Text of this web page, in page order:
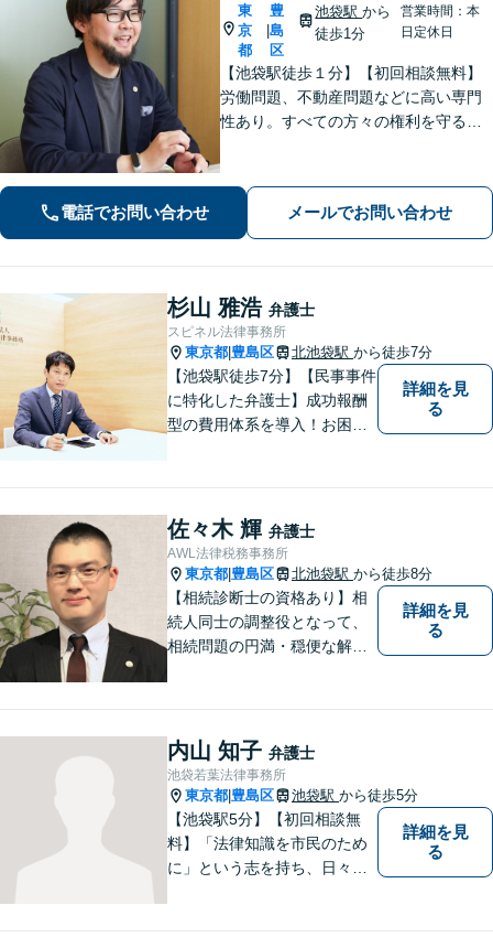
東
京
都
豊
島
区
池袋駅から
徒歩1分
営業時間：本
日定休日
【池袋駅徒歩１分】【初回相談無料】
労働問題、不動産問題などに高い専門
性あり。すべての方々の権利を守る熱
電話でお問い合わせ メールでお問い合わせ
杉山 雅浩 弁護士
スピネル法律事務所
東京都 豊島区 北池袋駅 から徒歩7分
【池袋駅徒歩7分】【民事事件
に特化した弁護士】成功報酬
型の費用体系を導入！お困り
で広く取り扱い、幅広い分野
で実績あり！【完全個室対
応】
詳細を見
る
佐々木 輝 弁護士
AWL法律税務事務所
東京都 豊島区 北池袋駅 から徒歩8分
【相続診断士の資格あり】相
続人同士の調整役となって、
相続問題の円満・穏便な解決
棄などお任せください【池袋8
分】交通事故・借金問題にも
対応
詳細を見
る
内山 知子 弁護士
池袋若葉法律事務所
東京都 豊島区 池袋駅 から徒歩5分
【池袋駅5分】【初回相談無
料】「法律知識を市民のため
に」という志を持ち、日々弁
詳細を見
る